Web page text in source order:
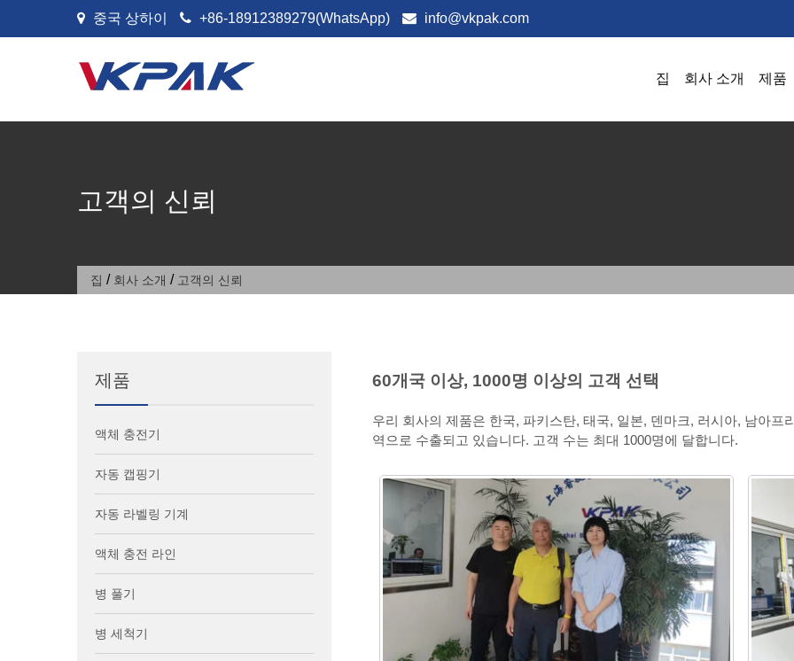
콘텐츠로 건너뛰기
중국 상하이 +86-18912389279(WhatsApp) info@vkpak.com
집 회사 소개 제품
고객의 신뢰
집 / 회사 소개 / 고객의 신뢰
60개국 이상, 1000명 이상의 고객 선택
우리 회사의 제품은 한국, 파키스탄, 태국, 일본, 덴마크, 러시아, 남아
역으로 수출되고 있습니다. 고객 수는 최대 1000명에 달합니다.
제품
액체 충전기
자동 캡핑기
자동 라벨링 기계
액체 충전 라인
병 풀기
병 세척기